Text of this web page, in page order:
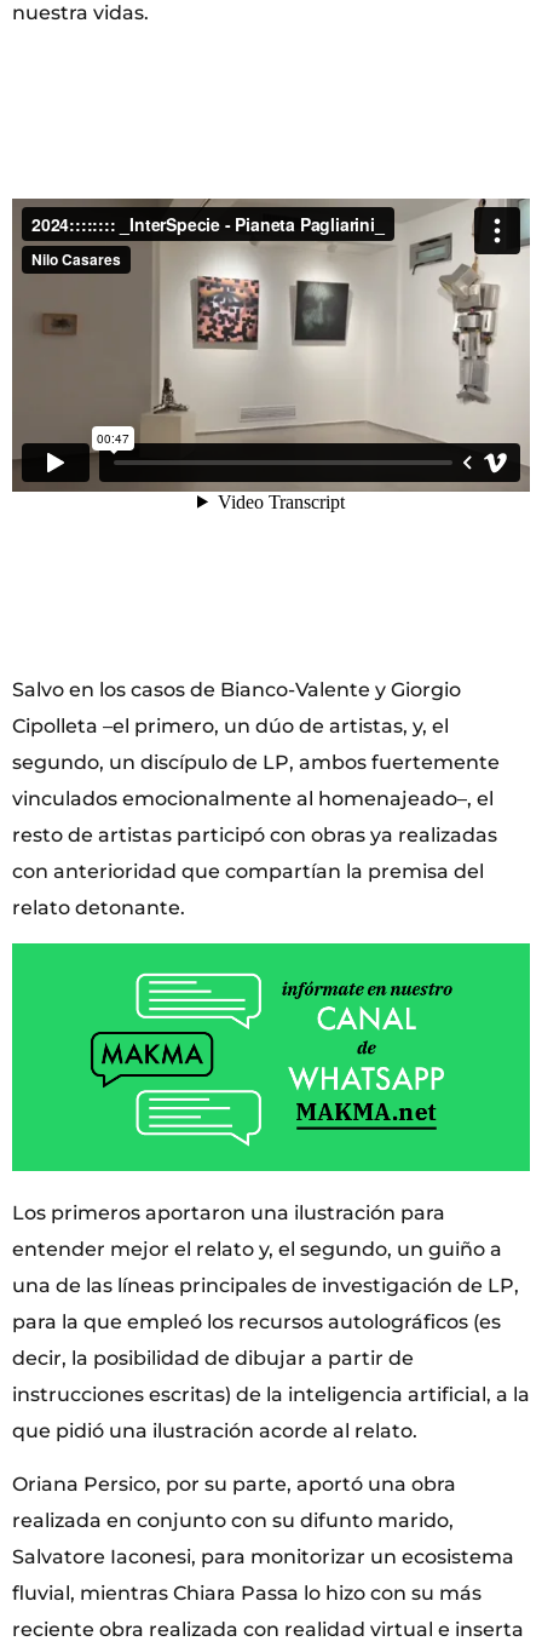
nuestra vidas.
Salvo en los casos de Bianco-Valente y Giorgio
Cipolleta –el primero, un dúo de artistas, y, el
segundo, un discípulo de LP, ambos fuertemente
vinculados emocionalmente al homenajeado–, el
resto de artistas participó con obras ya realizadas
con anterioridad que compartían la premisa del
relato detonante.
Los primeros aportaron una ilustración para
entender mejor el relato y, el segundo, un guiño a
una de las líneas principales de investigación de LP,
para la que empleó los recursos autolográficos (es
decir, la posibilidad de dibujar a partir de
instrucciones escritas) de la inteligencia artificial, a la
que pidió una ilustración acorde al relato.
Oriana Persico, por su parte, aportó una obra
realizada en conjunto con su difunto marido,
Salvatore Iaconesi, para monitorizar un ecosistema
fluvial, mientras Chiara Passa lo hizo con su más
reciente obra realizada con realidad virtual e inserta